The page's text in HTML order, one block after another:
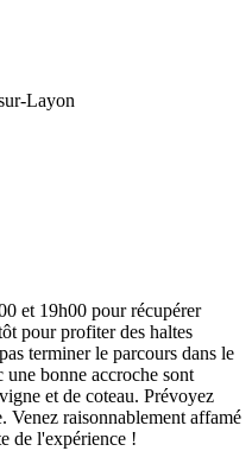
Layon
et 19h00 pour récupérer
pour profiter des haltes
terminer le parcours dans le
une bonne accroche sont
et de coteau. Prévoyez
Venez raisonnablement affamé
de l'expérience !